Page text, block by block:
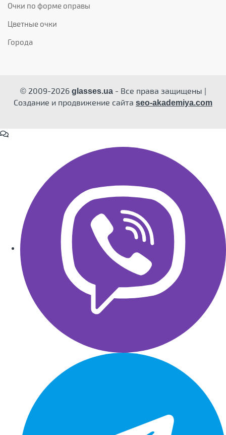
Очки по форме оправы
Цветные очки
Города
© 2009-2026glasses.ua - Все права защищены |
Создание и продвижение сайта seo-akademiya.com